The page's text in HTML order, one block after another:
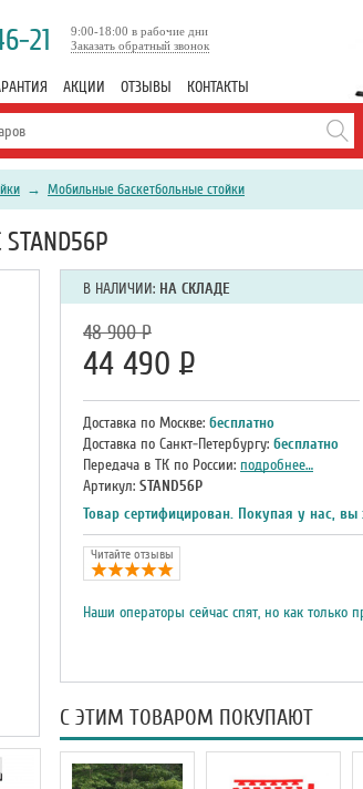
21 Заказать обратный звонок
9:00-18:00 в рабочие дни
АКЦИИ ОТЗЫВЫ КОНТАКТЫ
→ Мобильные баскетбольные стойки
В НАЛИЧИИ: НА СКЛАДЕ
48 900Р
44 490 Р
Доставка по Москве: бесплатно
Доставка по Санкт-Петербургу: бесплатно
Передача в ТК по России: подробнее…
Артикул: STAND56P
Товар сертифицирован. Покупая у нас, вы
Читайте отзывы
Наши операторы сейчас спят, но как только
С ЭТИМ ТОВАРОМ ПОКУПАЮТ